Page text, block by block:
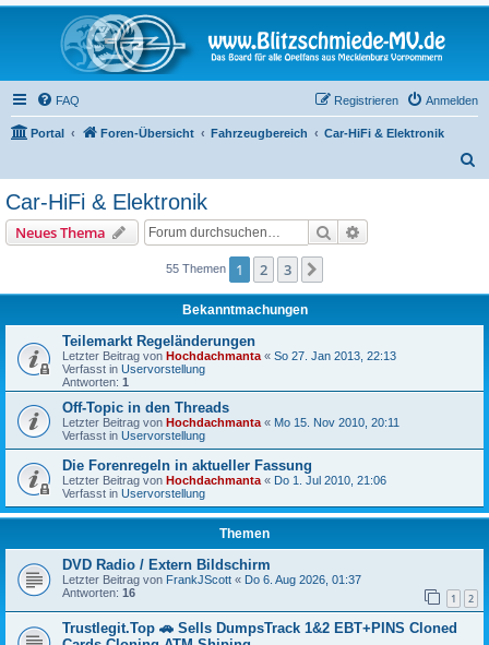
FAQ Anmelden
Registrieren
Portal Foren-Übersicht Fahrzeugbereich
Car-HiFi & Elektronik
Car-HiFi & Elektronik
Neues Thema Suche
55 Themen 1 2 3
Bekanntmachungen
Teilemarkt Regeländerungen
Letzter Beitrag von Hochdachmanta « So 27. Jan 2013, 22:13
Verfasst in Uservorstellung
Antworten: 1
Off-Topic in den Threads
Letzter Beitrag von Hochdachmanta « Mo 15. Nov 2010, 20:11
Verfasst in Uservorstellung
Die Forenregeln in aktueller Fassung
Letzter Beitrag von Hochdachmanta « Do 1. Jul 2010, 21:06
Verfasst in Uservorstellung
Themen
DVD Radio / Extern Bildschirm
Letzter Beitrag von FrankJScott « Do 6. Aug 2026, 01:37
Antworten: 16 1 2
Trustlegit.Top 🚗 Sells DumpsTrack 1&2 EBT+PINS Cloned